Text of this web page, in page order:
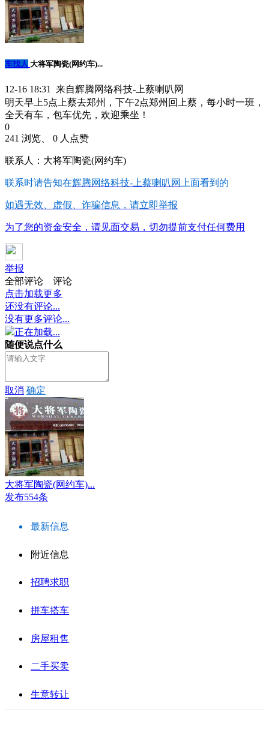
车找人 大将军陶瓷(网约车)...
12-16 18:31 来自辉腾网络科技-上蔡喇叭网
明天早上5点上蔡去郑州，下午2点郑州回上蔡，每小时一班，
全天有车，包车优先，欢迎乘坐！
0
241 浏览、 0 人点赞
联系人：大将军陶瓷(网约车)
联系时请告知在辉腾网络科技-上蔡喇叭网 上面看到的
如遇无效、虚假、诈骗信息，请立即举报
为了您的资金安全，请见面交易，切勿提前支付任何费用
举报
全部评论
评论
点击加载更多
还没有评论...
没有更多评论...
正在加载...
随便说点什么
取消 确定
大将军陶瓷(网约车)...
发布554条
最新信息
附近信息
招聘求职
拼车搭车
房屋租售
二手买卖
生意转让